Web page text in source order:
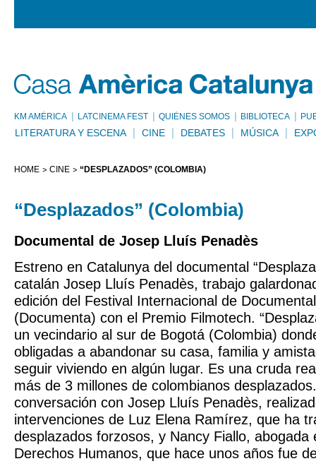
KM AMÈRICA LATCINEMA FEST QUIÉNES SOMOS BIBLIOTECA
LITERATURA Y ESCENA CINE DEBATES MÚSICA
HOME CINE “DESPLAZADOS” (COLOMBIA)
“Desplazados” (Colombia)
Documental de Josep Lluís Penadès
Estreno en Catalunya del documental
catalán Josep Lluís Penadès, trabajo
edición del Festival Internacional de
(Documenta) con el Premio Filmotech.
un vecindario al sur de Bogotá (Colombia)
obligadas a abandonar su casa, familia y
seguir viviendo en algún lugar. Es una cruda
más de 3 millones de colombianos
conversación con Josep Lluís Penadès,
intervenciones de Luz Elena Ramírez, que ha
desplazados forzosos, y Nancy Fiallo, abogada
Derechos Humanos, que hace unos años fue